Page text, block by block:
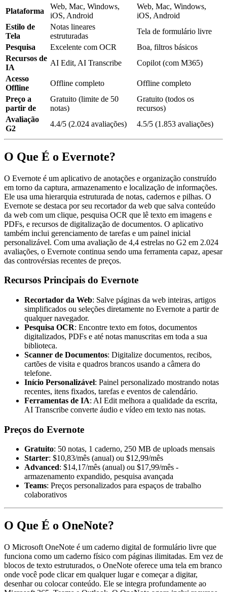
Plataforma
Web, Mac, Windows,
iOS, Android
Web, Mac, Windows,
iOS, Android
Estilo de
Tela
Notas lineares
estruturadas
Tela de formulário livre
Pesquisa
Excelente com OCR
Boa, filtros básicos
Recursos de
IA
AI Edit, AI Transcribe
Copilot (com M365)
Acesso
Offline
Offline completo
Offline completo
Preço a
partir de
Gratuito (limite de 50
notas)
Gratuito (todos os
recursos)
Avaliação
G2
4.4/5 (2.024 avaliações) 4.5/5 (1.853 avaliações)
O Que É o Evernote?
O Evernote é um aplicativo de anotações e organização construído
em torno da captura, armazenamento e localização de informações.
Ele usa uma hierarquia estruturada de notas, cadernos e pilhas. O
Evernote se destaca por seu recortador da web que salva conteúdo
da web com um clique, pesquisa OCR que lê texto em imagens e
PDFs, e recursos de digitalização de documentos. O aplicativo
também inclui gerenciamento de tarefas e um painel inicial
personalizável. Com uma avaliação de 4,4 estrelas no G2 em 2.024
avaliações, o Evernote continua sendo uma ferramenta capaz, apesar
das controvérsias recentes de preços.
Recursos Principais do Evernote
Recortador da Web: Salve páginas da web inteiras, artigos
simplificados ou seleções diretamente no Evernote a partir de
qualquer navegador.
Pesquisa OCR: Encontre texto em fotos, documentos
digitalizados, PDFs e até notas manuscritas em toda a sua
biblioteca.
Scanner de Documentos: Digitalize documentos, recibos,
cartões de visita e quadros brancos usando a câmera do
telefone.
Início Personalizável: Painel personalizado mostrando notas
recentes, itens fixados, tarefas e eventos de calendário.
Ferramentas de IA: AI Edit melhora a qualidade da escrita,
AI Transcribe converte áudio e vídeo em texto nas notas.
Preços do Evernote
Gratuito: 50 notas, 1 caderno, 250 MB de uploads mensais
Starter: $10,83/mês (anual) ou $12,99/mês
Advanced: $14,17/mês (anual) ou $17,99/mês -
armazenamento expandido, pesquisa avançada
Teams: Preços personalizados para espaços de trabalho
colaborativos
O Que É o OneNote?
O Microsoft OneNote é um caderno digital de formulário livre que
funciona como um caderno físico com páginas ilimitadas. Em vez de
blocos de texto estruturados, o OneNote oferece uma tela em branco
onde você pode clicar em qualquer lugar e começar a digitar,
desenhar ou colocar conteúdo. Ele se integra profundamente ao